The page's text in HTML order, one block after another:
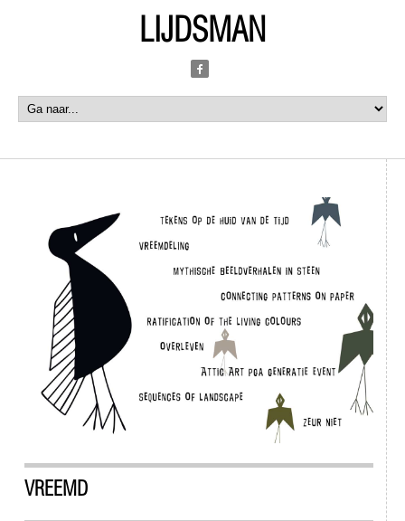
LIJDSMAN
VREEMD